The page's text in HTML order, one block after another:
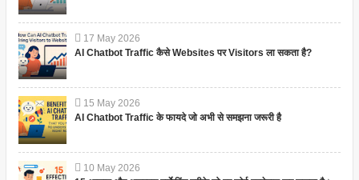
17 May 2026
AI Chatbot Traffic कैसे Websites पर Visitors ला सकता है?
15 May 2026
AI Chatbot Traffic के फायदे जो अभी से समझना जरूरी है
10 May 2026